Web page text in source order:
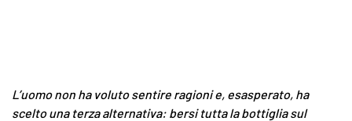
L’uomo non ha voluto sentire ragioni e, esasperato, ha
scelto una terza alternativa: bersi tutta la bottiglia sul